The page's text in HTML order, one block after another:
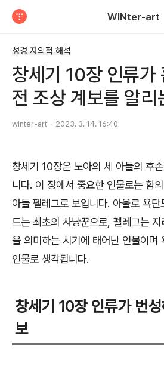
WINter-art
성경 자의적 해석
창세기 10장 인류가
전 조상 계보를 알리
winter-art 2023. 3. 14. 16:40
창세기 10장은 노아의 세 아들의 후
니다. 이 장에서 중요한 인물로는 함
아들 펠레그로 보입니다. 아울로 욕
드는 최초의 사냥꾼으로, 펠레그는
을 의미하는 시기에 태어난 인물이며
인물로 생각됩니다.
창세기 10장 인류가 번성
보